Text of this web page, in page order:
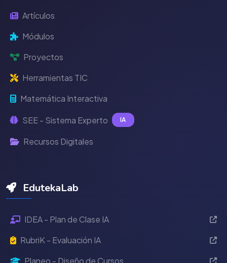
Artículos
Módulos
Proyectos
Herramientas TIC
Matemática Interactiva
SEE - Sistema Experto IA
Recursos Digitales
EdutekaLab
IDEA - Plan de Clase IA
RubriK - Evaluación IA
Planeo - Diseño de Cursos